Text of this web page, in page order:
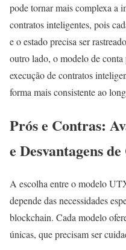
pode tornar mais complexa a
contratos inteligentes, pois
e o estado precisa ser
outro lado, o modelo de
execução de contratos
forma mais consistente ao
Prós e Contras:
e Desvantagens
A escolha entre o modelo
depende das necessidades
blockchain. Cada modelo
únicas, que precisam ser